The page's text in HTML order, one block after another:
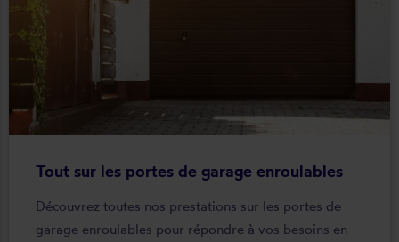
Tout sur les portes de garage enroulables
Découvrez toutes nos prestations sur les portes de
garage enroulables pour répondre à vos besoins en